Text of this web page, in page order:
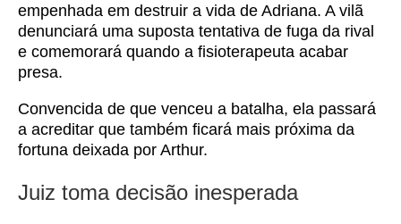
empenhada em destruir a vida de Adriana. A vilã
denunciará uma suposta tentativa de fuga da rival
e comemorará quando a fisioterapeuta acabar
presa.
Convencida de que venceu a batalha, ela passará
a acreditar que também ficará mais próxima da
fortuna deixada por Arthur.
Juiz toma decisão inesperada